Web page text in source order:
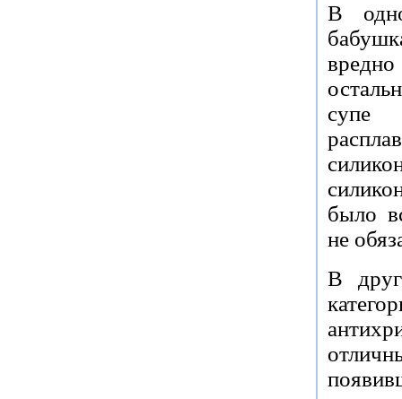
В
супе
было
не
В